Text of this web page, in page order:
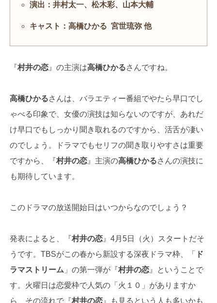
演出：井村太一、松木彩、山本大輔
キャスト：高橋ひかる 宮世琉弥 他
『村井の恋 』の主演は高橋ひかるさんですね。
高橋ひかるさんは、バラエティー番組でやたら早口でし
ゃべる印象で、女優の演技は知らないのですが、あれだ
け早口でもしっかり聞き取れるのですから、活舌が凄い
のでしょう。ドラマでもセリフの聞き取りやすさは重要
ですから、『村井の恋 』主演の高橋ひかるさんの演技に
も期待しています。
このドラマの放送開始日はいつからなのでしょう？
発表によると、『村井の恋 』4月5日（火）スタートだそ
うです。TBSがこの春から新設する深夜ドラマ枠、「
ド
ラマストリーム 」の第一弾が『村井の恋 』ということで
す。火曜日は恋愛枠で人気の「火１０」がありますか
ら、その流れで『村井の恋 』も見るという人も多いかも